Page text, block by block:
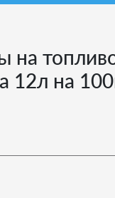
на
12л на